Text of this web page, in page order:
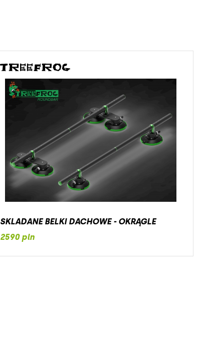
SKLADANE BELKI DACHOWE - OKRĄGLE
2590 pln